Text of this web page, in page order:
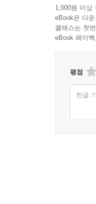
1,000원 이상
eBook은 다
클래스는 첫
eBook 페이
평점
한글